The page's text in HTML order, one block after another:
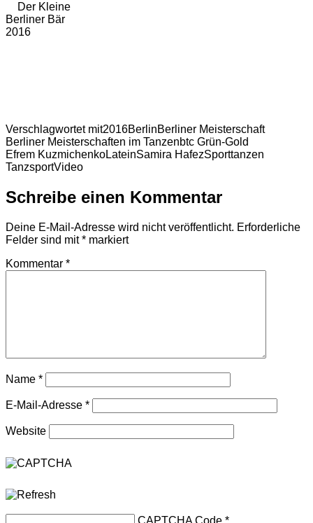
Der Kleine
Berliner Bär
2016
Verschlagwortet mit2016BerlinBerliner Meisterschaft
Berliner Meisterschaften im Tanzenbtc Grün-Gold
Efrem KuzmichenkoLateinSamira HafezSporttanzen
TanzsportVideo
Schreibe einen Kommentar
Deine E-Mail-Adresse wird nicht veröffentlicht. Erforderliche
Felder sind mit* markiert
Kommentar *
Name *
E-Mail-Adresse *
Website
CAPTCHA Code *